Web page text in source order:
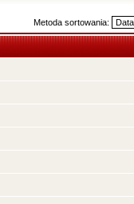
Metoda sortowania: